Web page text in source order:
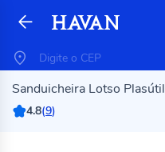
Sanduicheira Lotso Plasútil
4.8(9)